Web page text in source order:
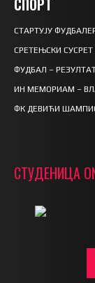
СПОРТ
СТАРТУЈУ
СРЕТЕЊСКИ
ФУДБАЛ –
ИН МЕМОРИАМ –
ФК ДЕВИЋИ
СТУДЕНИЦА